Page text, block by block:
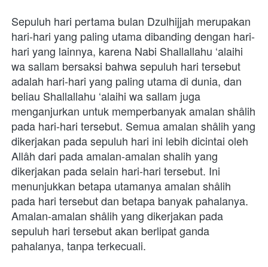
Sepuluh hari pertama bulan Dzulhijjah merupakan
hari-hari yang paling utama dibanding dengan hari-
hari yang lainnya, karena Nabi Shallallahu ‘alaihi
wa sallam bersaksi bahwa sepuluh hari tersebut
adalah hari-hari yang paling utama di dunia, dan
beliau Shallallahu ‘alaihi wa sallam juga
menganjurkan untuk memperbanyak amalan shâlih
pada hari-hari tersebut. Semua amalan shâlih yang
dikerjakan pada sepuluh hari ini lebih dicintai oleh
Allâh dari pada amalan-amalan shalih yang
dikerjakan pada selain hari-hari tersebut. Ini
menunjukkan betapa utamanya amalan shâlih
pada hari tersebut dan betapa banyak pahalanya.
Amalan-amalan shâlih yang dikerjakan pada
sepuluh hari tersebut akan berlipat ganda
pahalanya, tanpa terkecuali.